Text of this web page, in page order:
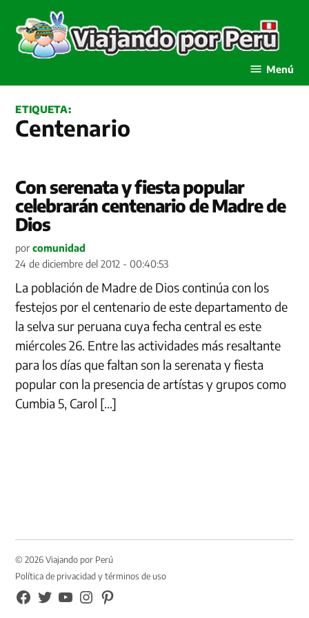
contenido
Menú
ETIQUETA:
Centenario
Con serenata y fiesta popular
celebrarán centenario de Madre de
Dios
por comunidad
24 de diciembre del 2012 - 00:40:53
La población de Madre de Dios continúa con los
festejos por el centenario de este departamento de
la selva sur peruana cuya fecha central es este
miércoles 26. Entre las actividades más resaltante
para los días que faltan son la serenata y fiesta
popular con la presencia de artístas y grupos como
Cumbia 5, Carol […]
© 2026 Viajando por Perú
Política de privacidad y términos de uso
FB
TW YouTubeInstagramPinterest